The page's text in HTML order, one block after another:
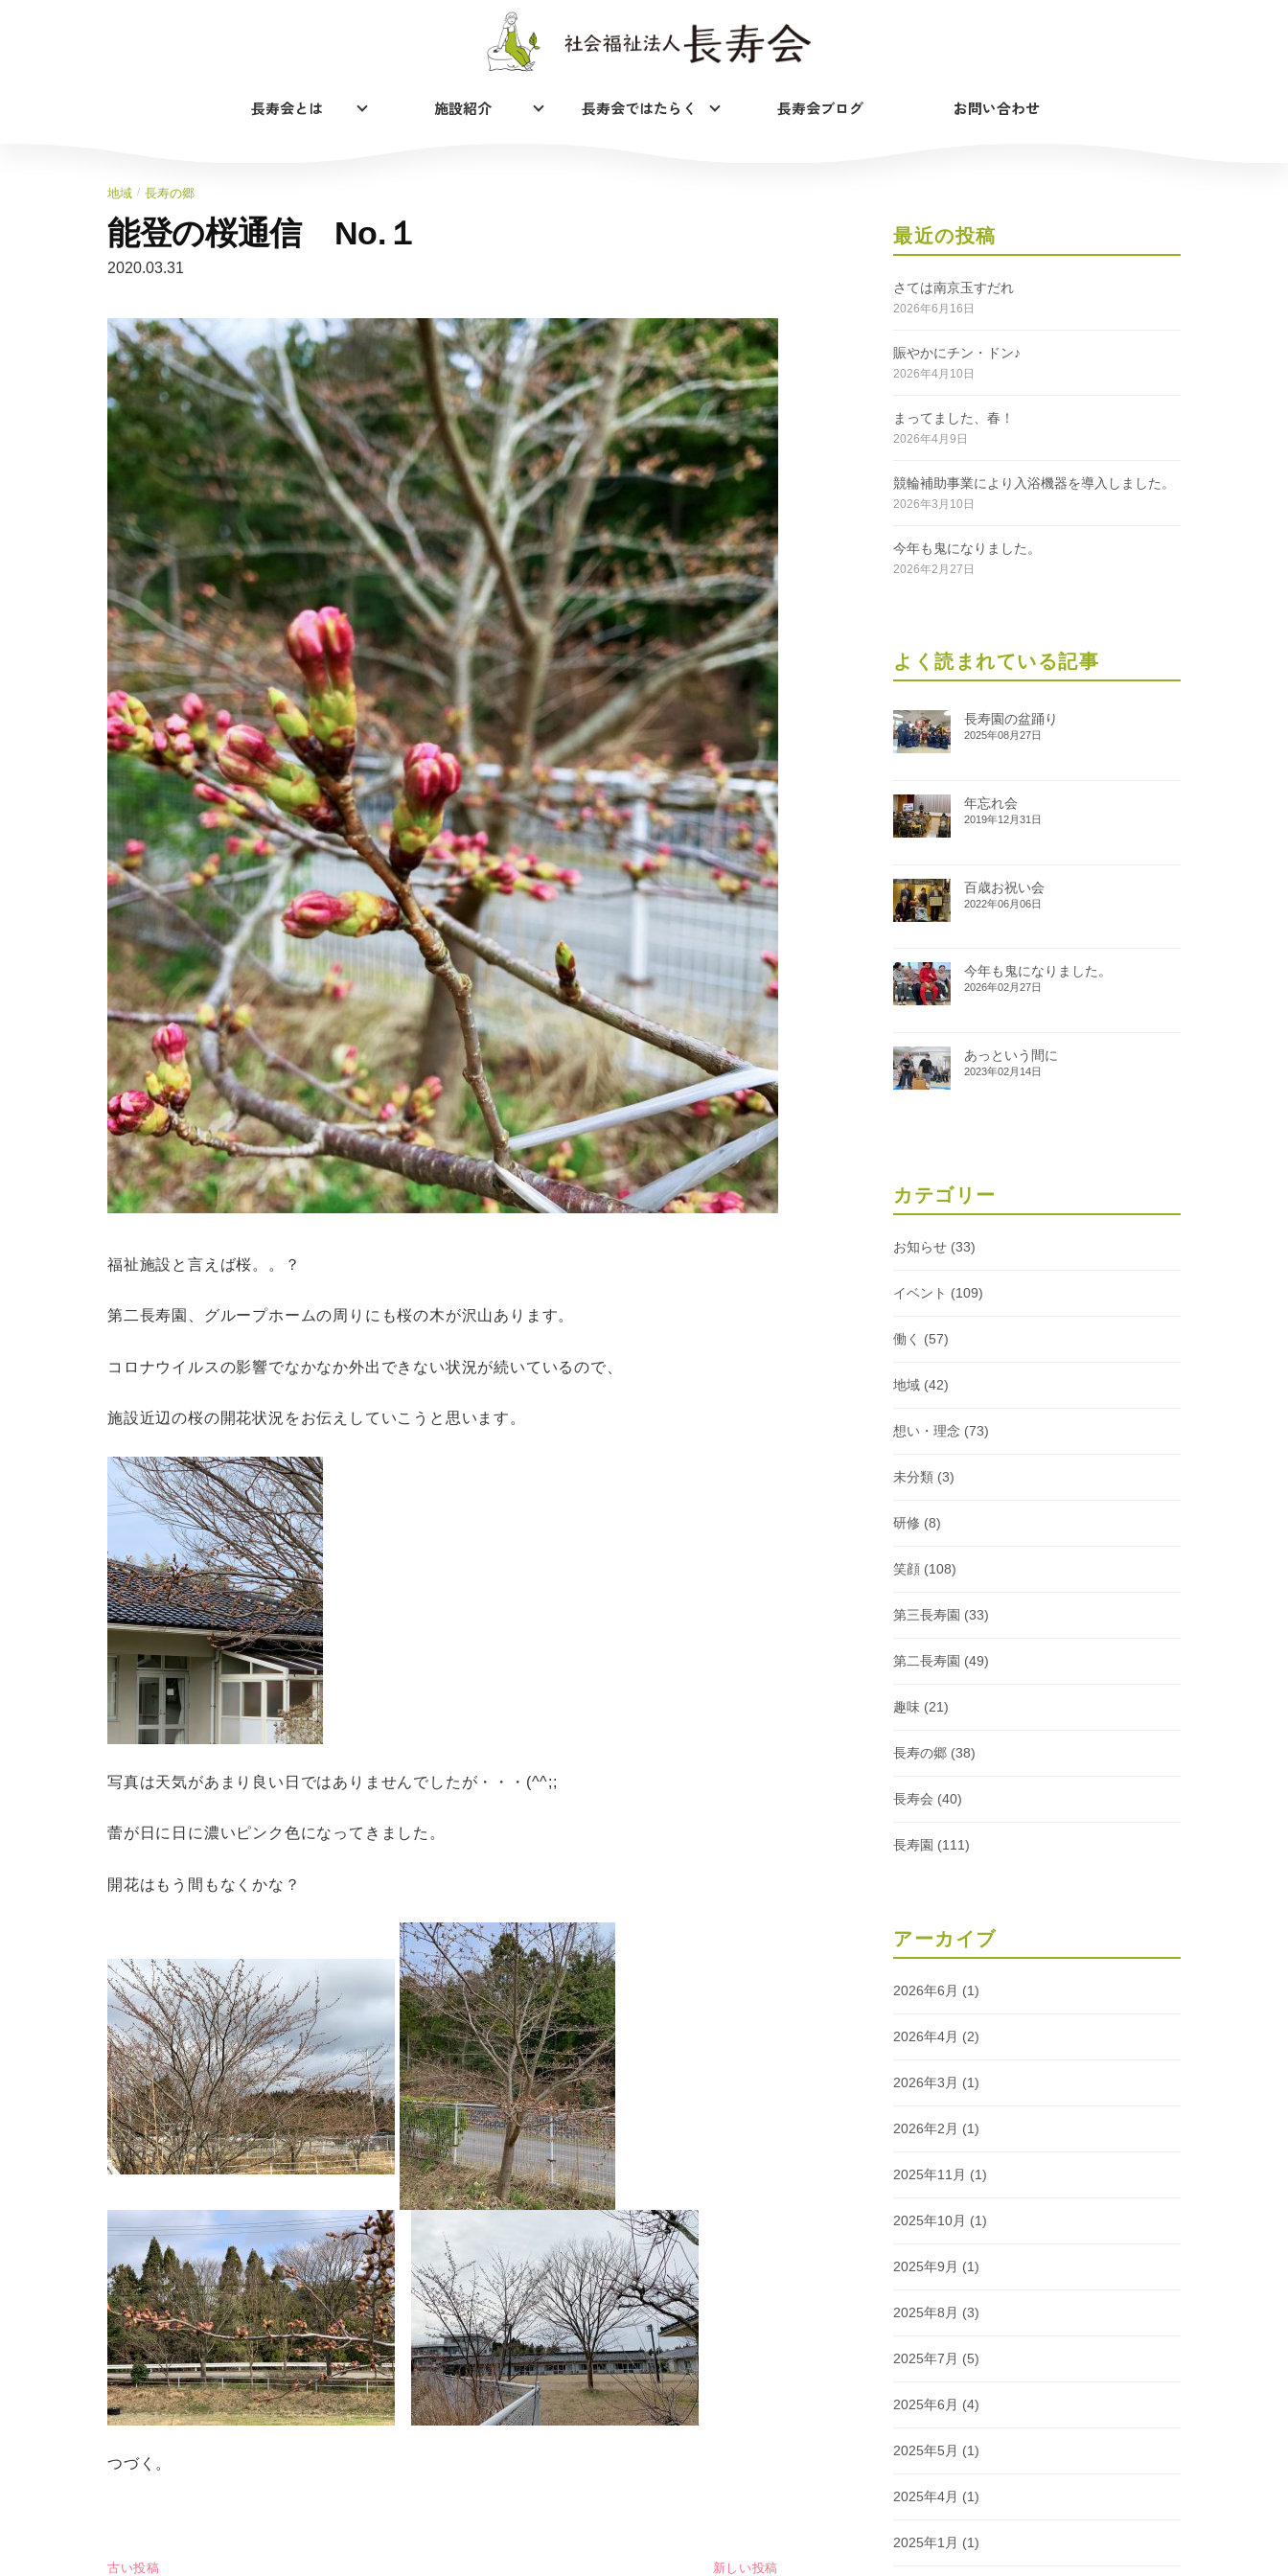
長寿会とは 施設紹介 長寿会ではたらく 長寿会ブログ お問い合わせ
地域 / 長寿の郷
能登の桜通信 No.１
2020.03.31
福祉施設と言えば桜。。？
第二長寿園、グループホームの周りにも桜の木が沢山あります。
コロナウイルスの影響でなかなか外出できない状況が続いているので、
施設近辺の桜の開花状況をお伝えしていこうと思います。
写真は天気があまり良い日ではありませんでしたが・・・(^^;;
蕾が日に日に濃いピンク色になってきました。
開花はもう間もなくかな？
つづく。
古い投稿 新しい投稿
最近の投稿
さては南京玉すだれ
2026年6月16日
賑やかにチン・ドン♪
2026年4月10日
まってました、春！
2026年4月9日
競輪補助事業により入浴機器を導入しました。
2026年3月10日
今年も鬼になりました。
2026年2月27日
よく読まれている記事
長寿園の盆踊り
2025年08月27日
年忘れ会
2019年12月31日
百歳お祝い会
2022年06月06日
今年も鬼になりました。
2026年02月27日
あっという間に
2023年02月14日
カテゴリー
お知らせ (33)
イベント (109)
働く (57)
地域 (42)
想い・理念 (73)
未分類 (3)
研修 (8)
笑顔 (108)
第三長寿園 (33)
第二長寿園 (49)
趣味 (21)
長寿の郷 (38)
長寿会 (40)
長寿園 (111)
アーカイブ
2026年6月 (1)
2026年4月 (2)
2026年3月 (1)
2026年2月 (1)
2025年11月 (1)
2025年10月 (1)
2025年9月 (1)
2025年8月 (3)
2025年7月 (5)
2025年6月 (4)
2025年5月 (1)
2025年4月 (1)
2025年1月 (1)